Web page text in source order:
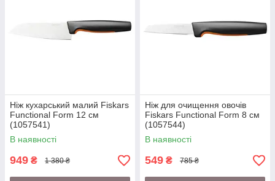
Ніж кухарський малий Fiskars
Functional Form 12 см
(1057541)
В наявності
949 ₴ 1 380 ₴
Ніж для очищення овочів
Fiskars Functional Form 8 см
(1057544)
В наявності
549 ₴ 785 ₴